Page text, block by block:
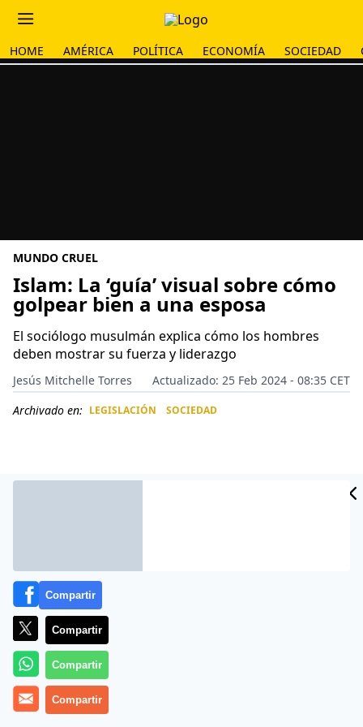
HOME AMÉRICA POLÍTICA ECONOMÍA SOCIEDAD
MUNDO CRUEL
Islam: La ‘guía’ visual sobre cómo
golpear bien a una esposa
El sociólogo musulmán explica cómo los hombres
deben mostrar su fuerza y liderazgo
Jesús Mitchelle Torres
Actualizado: 25 Feb 2024 - 08:35 CET
Archivado en: LEGISLACIÓN SOCIEDAD
Más información
Compartir
Compartir
Compartir
Compartir